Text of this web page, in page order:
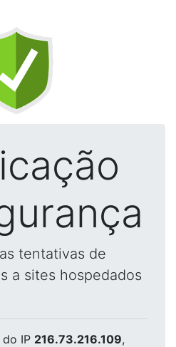
tentativas de
a sites hospedados
do IP 216.73.216.109,